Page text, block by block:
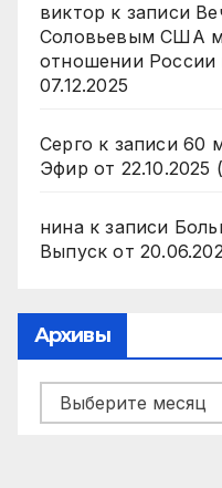
виктор к записи
Соловьевым США
отношении
07.12.2025
Серго к записи 60
Эфир от 22.10.2025
нинак записи
Выпуск от
Архивы
Архивы